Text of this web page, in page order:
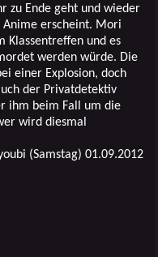
zu Ende geht und wieder
Anime erscheint. Mori
Klassentreffen und es
werden würde. Die
einer Explosion, doch
der Privatdetektiv
ihm beim Fall um die
wird diesmal
(Samstag) 01.09.2012